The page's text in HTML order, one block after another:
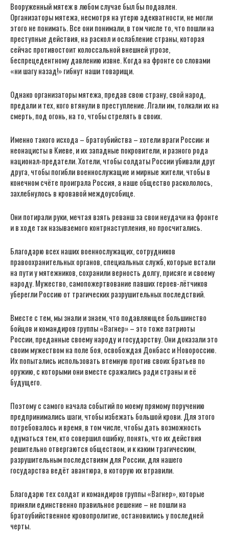
Вооруженный мятеж в любом случае был бы подавлен.
Организаторы мятежа, несмотря на утерю адекватности, не могли
этого не понимать. Все они понимали, в том числе то, что пошли на
преступные действия, на раскол и ослабление страны, которая
сейчас противостоит колоссальной внешней угрозе,
беспрецедентному давлению извне. Когда на фронте со словами
«ни шагу назад!» гибнут наши товарищи.
Однако организаторы мятежа, предав свою страну, свой народ,
предали и тех, кого втянули в преступление. Лгали им, толкали их на
смерть, под огонь, на то, чтобы стрелять в своих.
Именно такого исхода – братоубийства – хотели враги России: и
неонацисты в Киеве, и их западные покровители, и разного рода
национал-предатели. Хотели, чтобы солдаты России убивали друг
друга, чтобы погибли военнослужащие и мирные жители, чтобы в
конечном счёте проиграла Россия, а наше общество раскололось,
захлебнулось в кровавой междоусобице.
Они потирали руки, мечтая взять реванш за свои неудачи на фронте
и в ходе так называемого контрнаступления, но просчитались.
Благодарю всех наших военнослужащих, сотрудников
правоохранительных органов, специальных служб, которые встали
на пути у мятежников, сохранили верность долгу, присяге и своему
народу. Мужество, самопожертвование павших героев-лётчиков
уберегли Россию от трагических разрушительных последствий.
Вместе с тем, мы знали и знаем, что подавляющее большинство
бойцов и командиров группы «Вагнер» – это тоже патриоты
России, преданные своему народу и государству. Они доказали это
своим мужеством на поле боя, освобождая Донбасс и Новороссию.
Их попытались использовать втемную против своих братьев по
оружию, с которыми они вместе сражались ради страны и её
будущего.
Поэтому с самого начала событий по моему прямому поручению
предпринимались шаги, чтобы избежать большой крови. Для этого
потребовалось и время, в том числе, чтобы дать возможность
одуматься тем, кто совершил ошибку, понять, что их действия
решительно отвергаются обществом, и к каким трагическим,
разрушительным последствиям для России, для нашего
государства ведёт авантюра, в которую их втравили.
Благодарю тех солдат и командиров группы «Вагнер», которые
приняли единственно правильное решение – не пошли на
братоубийственное кровопролитие, остановились у последней
черты.